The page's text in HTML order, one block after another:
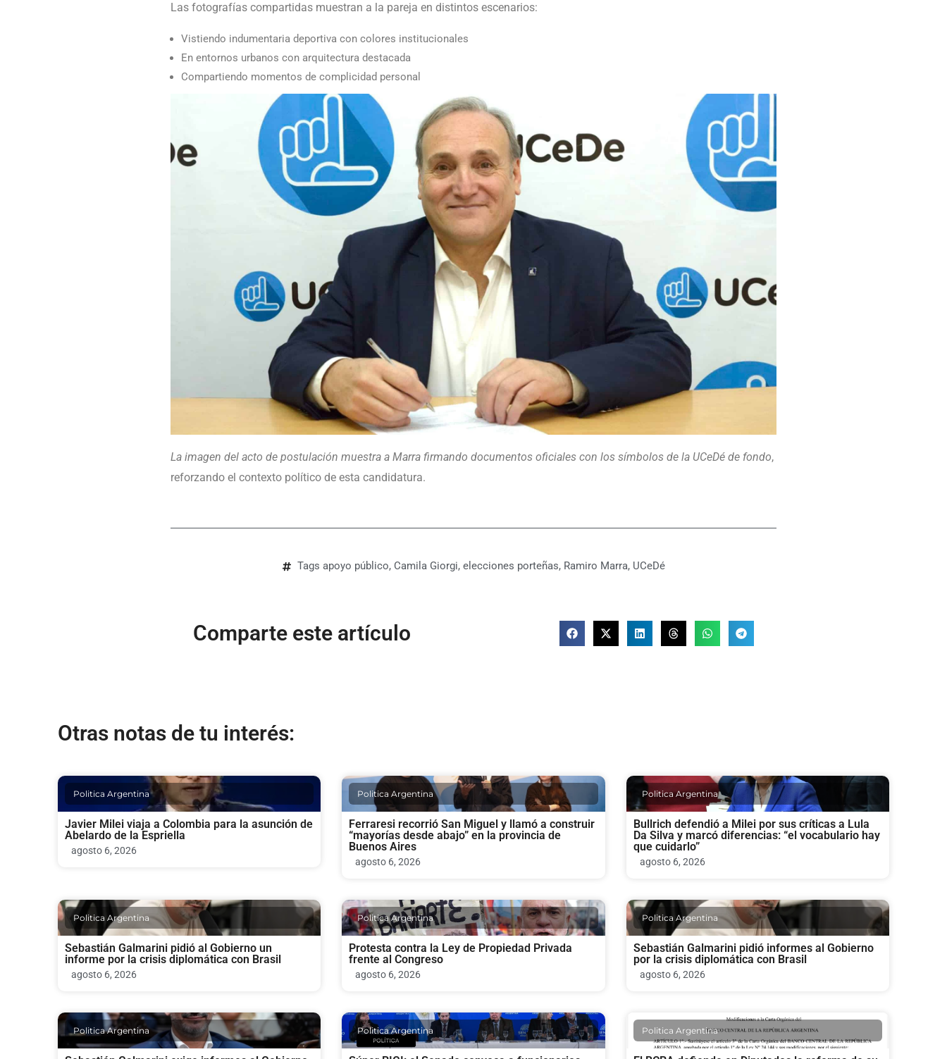
Las fotografías compartidas muestran a la pareja en distintos escenarios:
Vistiendo indumentaria deportiva con colores institucionales
En entornos urbanos con arquitectura destacada
Compartiendo momentos de complicidad personal
La imagen del acto de postulación muestra a Marra firmando documentos oficiales con los símbolos de la UCeDé de fondo,
reforzando el contexto político de esta candidatura.
Tags apoyo público, Camila Giorgi, elecciones porteñas, Ramiro Marra, UCeDé
Comparte este artículo
Otras notas de tu interés:
Politica Argentina
Javier Milei viaja a Colombia para la asunción de
Abelardo de la Espriella
agosto 6, 2026
Politica Argentina
Ferraresi recorrió San Miguel y llamó a construir
“mayorías desde abajo” en la provincia de
Buenos Aires
agosto 6, 2026
Politica Argentina
Bullrich defendió a Milei por sus críticas a Lula
Da Silva y marcó diferencias: “el vocabulario hay
que cuidarlo”
agosto 6, 2026
Politica Argentina
Sebastián Galmarini pidió al Gobierno un
informe por la crisis diplomática con Brasil
agosto 6, 2026
Politica Argentina
Protesta contra la Ley de Propiedad Privada
frente al Congreso
agosto 6, 2026
Politica Argentina
Sebastián Galmarini pidió informes al Gobierno
por la crisis diplomática con Brasil
agosto 6, 2026
Politica Argentina Politica Argentina Politica Argentina